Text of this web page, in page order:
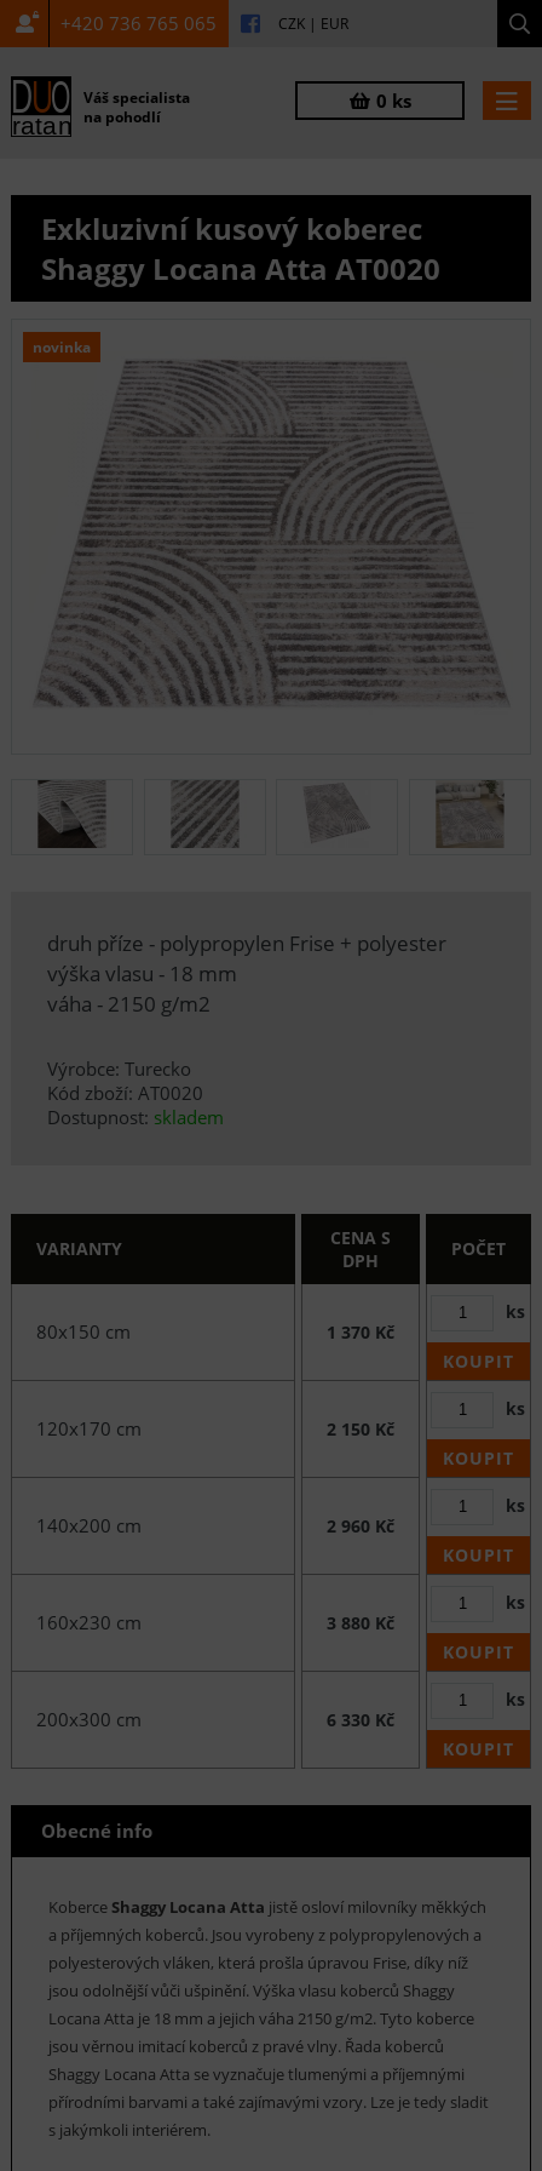
+420 736 765 065 CZK | EUR
Váš specialista
na pohodlí
0 ks
Exkluzivní kusový koberec
Shaggy Locana Atta AT0020
novinka
druh příze - polypropylen Frise + polyester
výška vlasu - 18 mm
váha - 2150 g/m2
Výrobce: Turecko
Kód zboží: AT0020
Dostupnost: skladem
VARIANTY
CENA S
DPH
POČET
80x150 cm 1 370 Kč
ks
KOUPIT
120x170 cm 2 150 Kč
ks
KOUPIT
140x200 cm 2 960 Kč
ks
KOUPIT
160x230 cm 3 880 Kč
ks
KOUPIT
200x300 cm 6 330 Kč
ks
KOUPIT
Obecné info
KoberceShaggy Locana Atta jistě osloví milovníky měkkých
a příjemných koberců. Jsou vyrobeny z polypropylenových a
polyesterových vláken, která prošla úpravou Frise, díky níž
jsou odolnější vůči ušpinění. Výška vlasu koberců Shaggy
Locana Atta je 18 mm a jejich váha 2150 g/m2. Tyto koberce
jsou věrnou imitací koberců z pravé vlny. Řada koberců
Shaggy Locana Atta se vyznačuje tlumenými a příjemnými
přírodními barvami a také zajímavými vzory. Lze je tedy sladit
s jakýmkoli interiérem.